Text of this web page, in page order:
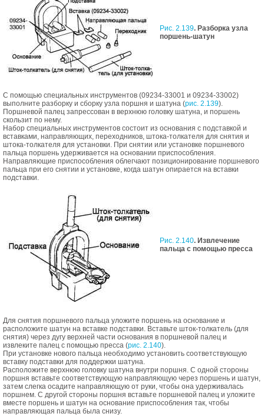
Рис. 2.139. Разборка узла
поршень-шатун
С помощью специальных инструментов (09234-33001 и 09234-33002)
выполните разборку и сборку узла поршня и шатуна (рис. 2.139).
Поршневой палец запрессован в верхнюю головку шатуна, и поршень
скользит по нему.
Набор специальных инструментов состоит из основания с подставкой и
вставками, направляющих, переходников, штока-толкателя для снятия и
штока-толкателя для установки. При снятии или установке поршневого
пальца поршень удерживается на основании приспособления.
Направляющие приспособления облегчают позиционирование поршневого
пальца при его снятии и установке, когда шатун опирается на вставки
подставки.
Рис. 2.140. Извлечение
пальца с помощью пресса
Для снятия поршневого пальца уложите поршень на основание и
расположите шатун на вставке подставки. Вставьте шток-толкатель (для
снятия) через дугу верхней части основания в поршневой палец и
извлеките палец с помощью пресса (рис. 2.140).
При установке нового пальца необходимо установить соответствующую
вставку подставки для поддержки шатуна.
Расположите верхнюю головку шатуна внутри поршня. С одной стороны
поршня вставьте соответствующую направляющую через поршень и шатун,
затем слегка осадите направляющую от руки, чтобы она удерживалась
поршнем. С другой стороны поршня вставьте поршневой палец и уложите
вместе поршень и шатун на основание приспособления так, чтобы
направляющая пальца была снизу.